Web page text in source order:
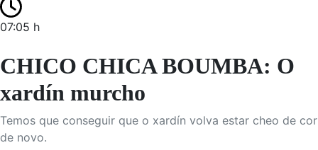
07:05 h
CHICO CHICA BOUMBA: O
xardín murcho
Temos que conseguir que o xardín volva estar cheo de cor
de novo.